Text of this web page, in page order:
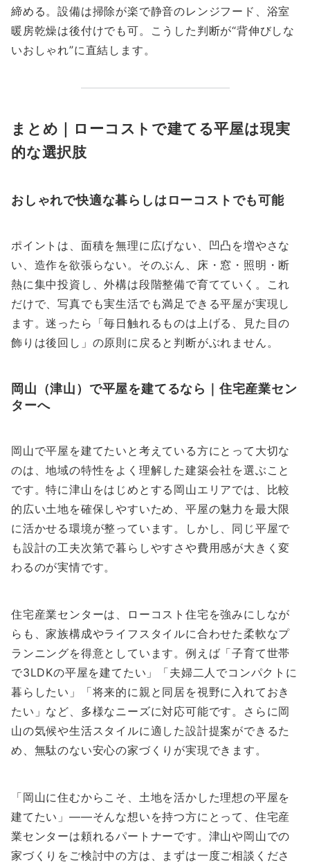
締める。設備は掃除が楽で静音のレンジフード、浴室
暖房乾燥は後付けでも可。こうした判断が“背伸びしな
いおしゃれ”に直結します。
まとめ｜ローコストで建てる平屋は現実
的な選択肢
おしゃれで快適な暮らしはローコストでも可能
ポイントは、面積を無理に広げない、凹凸を増やさな
い、造作を欲張らない。そのぶん、床・窓・照明・断
熱に集中投資し、外構は段階整備で育てていく。これ
だけで、写真でも実生活でも満足できる平屋が実現し
ます。迷ったら「毎日触れるものは上げる、見た目の
飾りは後回し」の原則に戻ると判断がぶれません。
岡山（津山）で平屋を建てるなら｜住宅産業セン
ターへ
岡山で平屋を建てたいと考えている方にとって大切な
のは、地域の特性をよく理解した建築会社を選ぶこと
です。特に津山をはじめとする岡山エリアでは、比較
的広い土地を確保しやすいため、平屋の魅力を最大限
に活かせる環境が整っています。しかし、同じ平屋で
も設計の工夫次第で暮らしやすさや費用感が大きく変
わるのが実情です。
住宅産業センターは、ローコスト住宅を強みにしなが
らも、家族構成やライフスタイルに合わせた柔軟なプ
ランニングを得意としています。例えば「子育て世帯
で3LDKの平屋を建てたい」「夫婦二人でコンパクトに
暮らしたい」「将来的に親と同居を視野に入れておき
たい」など、多様なニーズに対応可能です。さらに岡
山の気候や生活スタイルに適した設計提案ができるた
め、無駄のない安心の家づくりが実現できます。
「岡山に住むからこそ、土地を活かした理想の平屋を
建てたい」——そんな想いを持つ方にとって、住宅産
業センターは頼れるパートナーです。津山や岡山での
家づくりをご検討中の方は、まずは一度ご相談くださ